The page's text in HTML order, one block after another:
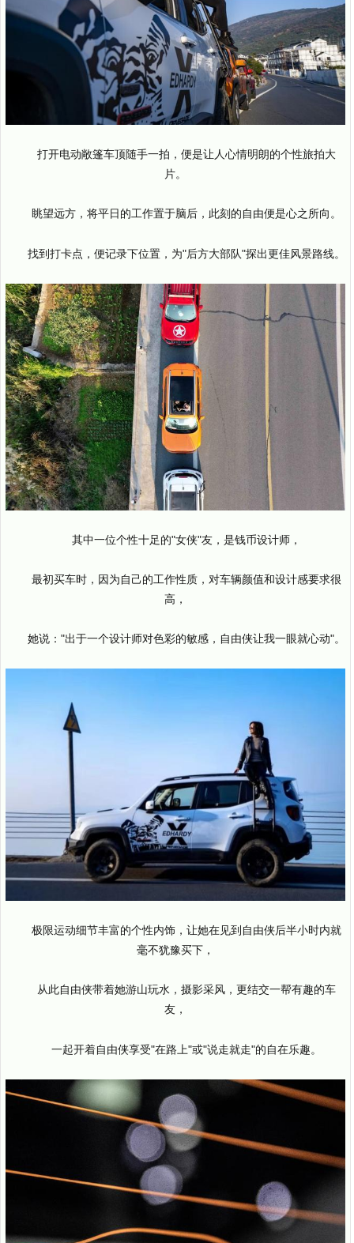
打开电动敞篷车顶随手一拍，便是让人心情明朗的个性旅拍大
片。
眺望远方，将平日的工作置于脑后，此刻的自由便是心之所向。
找到打卡点，便记录下位置，为"后方大部队"探出更佳风景路线。
其中一位个性十足的"女侠"友，是钱币设计师，
最初买车时，因为自己的工作性质，对车辆颜值和设计感要求很
高，
她说："出于一个设计师对色彩的敏感，自由侠让我一眼就心动"。
极限运动细节丰富的个性内饰，让她在见到自由侠后半小时内就
毫不犹豫买下，
从此自由侠带着她游山玩水，摄影采风，更结交一帮有趣的车
友，
一起开着自由侠享受"在路上"或"说走就走"的自在乐趣。